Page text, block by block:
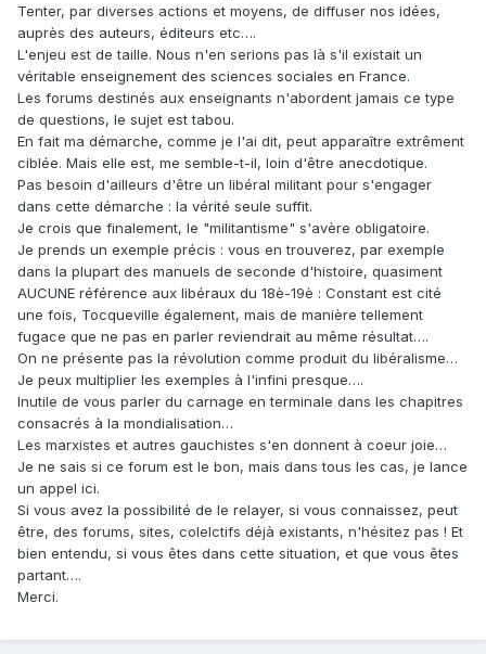
Tenter, par diverses actions et moyens, de diffuser nos idées,
auprès des auteurs, éditeurs etc….
L'enjeu est de taille. Nous n'en serions pas là s'il existait un
véritable enseignement des sciences sociales en France.
Les forums destinés aux enseignants n'abordent jamais ce type
de questions, le sujet est tabou.
En fait ma démarche, comme je l'ai dit, peut apparaître extrêment
ciblée. Mais elle est, me semble-t-il, loin d'être anecdotique.
Pas besoin d'ailleurs d'être un libéral militant pour s'engager
dans cette démarche : la vérité seule suffit.
Je crois que finalement, le "militantisme" s'avère obligatoire.
Je prends un exemple précis : vous en trouverez, par exemple
dans la plupart des manuels de seconde d'histoire, quasiment
AUCUNE référence aux libéraux du 18è-19è : Constant est cité
une fois, Tocqueville également, mais de manière tellement
fugace que ne pas en parler reviendrait au même résultat….
On ne présente pas la révolution comme produit du libéralisme…
Je peux multiplier les exemples à l'infini presque….
Inutile de vous parler du carnage en terminale dans les chapitres
consacrés à la mondialisation…
Les marxistes et autres gauchistes s'en donnent à coeur joie…
Je ne sais si ce forum est le bon, mais dans tous les cas, je lance
un appel ici.
Si vous avez la possibilité de le relayer, si vous connaissez, peut
être, des forums, sites, colelctifs déjà existants, n'hésitez pas ! Et
bien entendu, si vous êtes dans cette situation, et que vous êtes
partant….
Merci.